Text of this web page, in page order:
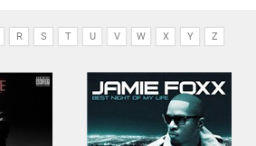
R S T U V W X Y Z